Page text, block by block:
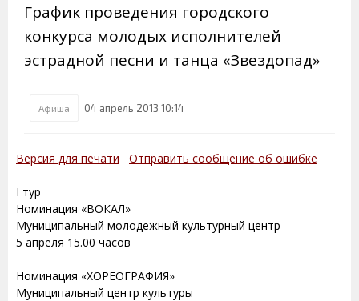
График проведения городского
конкурса молодых исполнителей
эстрадной песни и танца «Звездопад»
Афиша 04 апрель 2013 10:14
Версия для печати Отправить сообщение об ошибке
I тур
Номинация «ВОКАЛ»
Муниципальный молодежный культурный центр
5 апреля 15.00 часов
Номинация «ХОРЕОГРАФИЯ»
Муниципальный центр культуры